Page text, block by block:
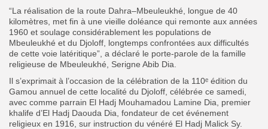
“La réalisation de la route Dahra–Mbeuleukhé, longue de 40
kilomètres, met fin à une vieille doléance qui remonte aux années
1960 et soulage considérablement les populations de
Mbeuleukhé et du Djoloff, longtemps confrontées aux difficultés
de cette voie latéritique”, a déclaré le porte-parole de la famille
religieuse de Mbeuleukhé, Serigne Abib Dia.
Il s’exprimait à l’occasion de la célébration de la 110ᵉ édition du
Gamou annuel de cette localité du Djoloff, célébrée ce samedi,
avec comme parrain El Hadj Mouhamadou Lamine Dia, premier
khalife d’El Hadj Daouda Dia, fondateur de cet événement
religieux en 1916, sur instruction du vénéré El Hadj Malick Sy.